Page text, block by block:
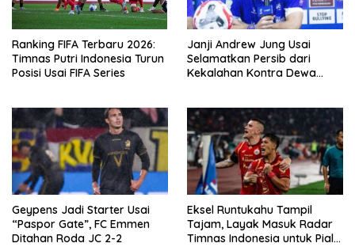
Ranking FIFA Terbaru 2026:
Timnas Putri Indonesia Turun
Posisi Usai FIFA Series
Janji Andrew Jung Usai
Selamatkan Persib dari
Kekalahan Kontra Dewa
Geypens Jadi Starter Usai
“Paspor Gate”, FC Emmen
Ditahan Roda JC 2-2
Eksel Runtukahu Tampil
Tajam, Layak Masuk Radar
Timnas Indonesia untuk Piala